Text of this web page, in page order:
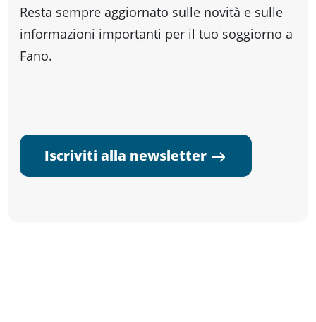
Resta sempre aggiornato sulle novità e sulle
informazioni importanti per il tuo soggiorno a
Fano.
Iscriviti alla newsletter